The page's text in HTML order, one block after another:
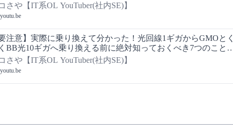
さや【IT系OL YouTuber(社内SE)】
youtu.be
要注意】実際に乗り換えて分かった！光回線1ギガからGMOとく
BB光10ギガへ乗り換える前に絶対知っておくべき7つのこと/
すめの乗り換え方法は？
さや【IT系OL YouTuber(社内SE)】
youtu.be